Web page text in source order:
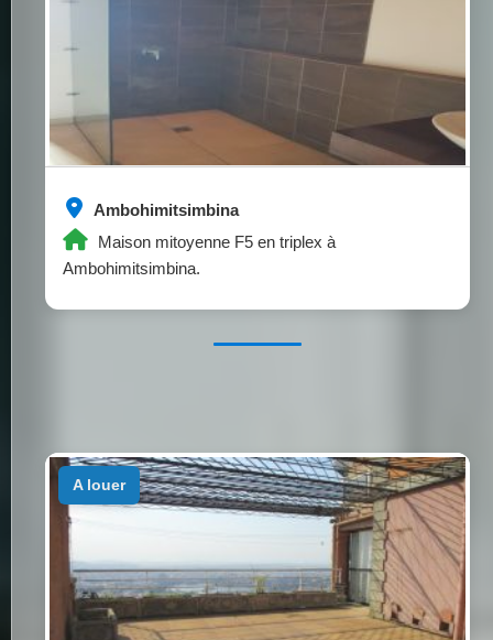
Ambohimitsimbina
Maison mitoyenne F5 en triplex à
Ambohimitsimbina.
a louer